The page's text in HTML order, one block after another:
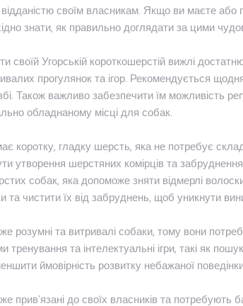
своїм власникам. Якщо ви маєте або
знати, як правильно доглядати за цими
Угорській короткошерстій вижлі
прогулянок та ігор. Рекомендується
Також важливо забезпечити їм можливість
обладнаному місці для собак.
коротку, гладку шерсть, яка не потребує
утворення шерстяних комірців та
собак, яка допоможе зняти відмерлі
та чистити їх від забруднень, щоб уникнути
розумні та витривалі собаки, тому вони
та інтелектуальні ігри, такі як
ймовірність розвитку небажаної
прив'язані до своїх власників та потребують